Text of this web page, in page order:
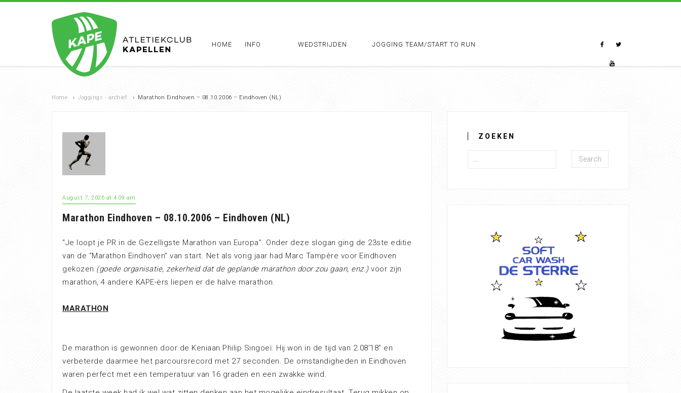
HOME INFO WEDSTRIJDEN JOGGING TEAM/START TO RUN
Home › Joggings - archief › Marathon Eindhoven – 08.10.2006 – Eindhoven (NL)
August 7, 2026 at 4:09 am
Marathon Eindhoven – 08.10.2006 – Eindhoven (NL)
“Je loopt je PR in de Gezelligste Marathon van Europa”. Onder deze slogan ging de 23ste editie
van de “Marathon Eindhoven” van start. Net als vorig jaar had Marc Tampère voor Eindhoven
gekozen (goede organisatie, zekerheid dat de geplande marathon door zou gaan, enz.) voor zijn
marathon, 4 andere KAPE-ërs liepen er de halve marathon.
MARATHON
De marathon is gewonnen door de Keniaan Philip Singoeï. Hij won in de tijd van 2.08’18” en
verbeterde daarmee het parcoursrecord met 27 seconden. De omstandigheden in Eindhoven
waren perfect met een temperatuur van 16 graden en een zwakke wind.
ZOEKEN
Search